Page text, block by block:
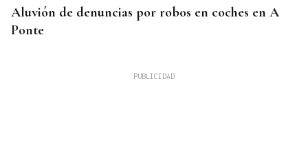
Aluvión de denuncias por robos en coches en A
Ponte